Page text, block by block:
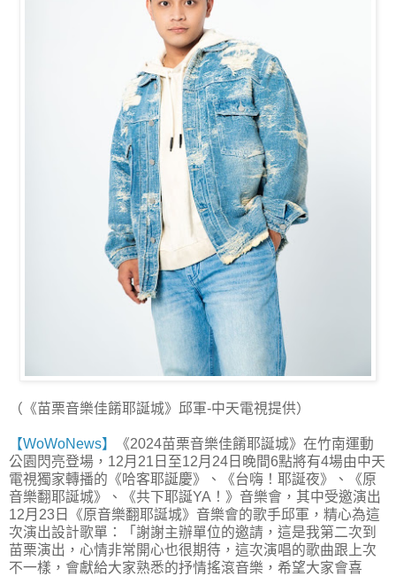
（《苗栗音樂佳餚耶誕城》邱軍-中天電視提供）
【WoWoNews】
《2024苗栗音樂佳餚耶誕城》在竹南運動
公園閃亮登場，12月21日至12月24日晚間6點將有4場由中天
電視獨家轉播的《哈客耶誕慶》、《台嗨！耶誕夜》、《原
音樂翻耶誕城》、《共下耶誕YA！》音樂會，其中受邀演出
12月23日《原音樂翻耶誕城》音樂會的歌手邱軍，精心為這
次演出設計歌單：「謝謝主辦單位的邀請，這是我第二次到
苗栗演出，心情非常開心也很期待，這次演唱的歌曲跟上次
不一樣，會獻給大家熟悉的抒情搖滾音樂，希望大家會喜